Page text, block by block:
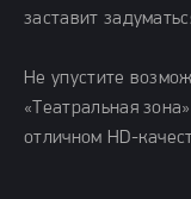
заставит
Не упустите
«Театральная
отличном HD-